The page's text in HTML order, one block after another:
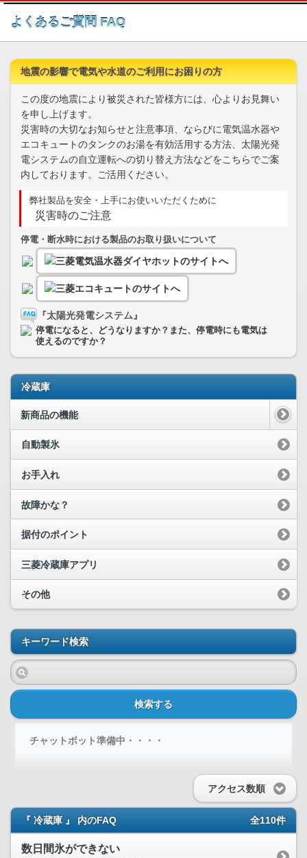
このページの本文へ
よくあるご質問 FAQ
地震の影響で電気や水道のご利用にお困りの方
この度の地震により被災された皆様方には、心よりお見舞い
を申し上げます。
災害時の大切なお知らせと注意事項、ならびに電気温水器や
エコキュートのタンクのお湯を有効活用する方法、太陽光発
電システムの自立運転への切り替え方法などをこちらでご案
内しております。ご活用ください。
弊社製品を安全・上手にお使いいただくために
災害時のご注意
停電・断水時における製品のお取り扱いについて
『太陽光発電システム』
停電になると、どうなりますか？また、停電時にも電気は
使えるのですか？
冷蔵庫
新商品の機能
自動製氷
お手入れ
故障かな？
据付のポイント
三菱冷蔵庫アプリ
その他
キーワード検索
検索する
チャットボット準備中・・・・
アクセス数順
『 冷蔵庫 』 内のFAQ 全110件
数日間氷ができない